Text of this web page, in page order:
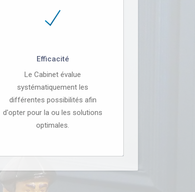
Efficacité
Le Cabinet évalue
systématiquement les
différentes possibilités afin
d'opter pour la ou les solutions
optimales.